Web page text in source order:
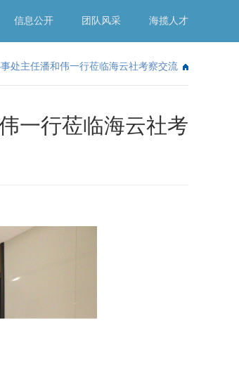
信息公开 团队风采 海揽人才
处主任潘和伟一行莅临海云社考察交流
一行莅临海云社考